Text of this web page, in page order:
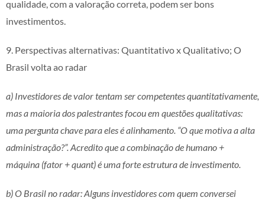
qualidade, com a valoração correta, podem ser bons
investimentos.
9. Perspectivas alternativas: Quantitativo x Qualitativo; O
Brasil volta ao radar
a) Investidores de valor tentam ser competentes quantitativamente,
mas a maioria dos palestrantes focou em questões qualitativas:
uma pergunta chave para eles é alinhamento. “O que motiva a alta
administração?”. Acredito que a combinação de humano +
máquina (fator + quant) é uma forte estrutura de investimento.
b) O Brasil no radar: Alguns investidores com quem conversei